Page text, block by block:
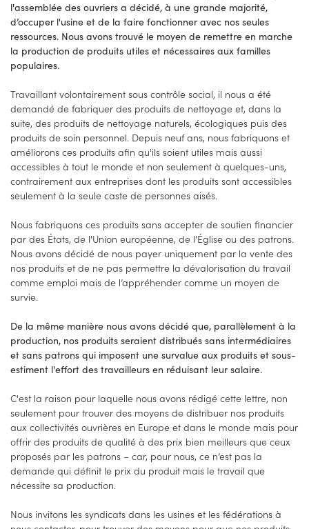
l'assemblée des ouvriers a décidé, à une grande majorité,
d’occuper l'usine et de la faire fonctionner avec nos seules
ressources. Nous avons trouvé le moyen de remettre en marche
la production de produits utiles et nécessaires aux familles
populaires.
Travaillant volontairement sous contrôle social, il nous a été
demandé de fabriquer des produits de nettoyage et, dans la
suite, des produits de nettoyage naturels, écologiques puis des
produits de soin personnel. Depuis neuf ans, nous fabriquons et
améliorons ces produits afin qu'ils soient utiles mais aussi
accessibles à tout le monde et non seulement à quelques-uns,
contrairement aux entreprises dont les produits sont accessibles
seulement à la seule caste de personnes aisés.
Nous fabriquons ces produits sans accepter de soutien financier
par des États, de l'Union européenne, de l'Église ou des patrons.
Nous avons décidé de nous payer uniquement par la vente des
nos produits et de ne pas permettre la dévalorisation du travail
comme emploi mais de l’appréhender comme un moyen de
survie.
De la même manière nous avons décidé que, parallèlement à la
production, nos produits seraient distribués sans intermédiaires
et sans patrons qui imposent une survalue aux produits et sous-
estiment l'effort des travailleurs en réduisant leur salaire.
C'est la raison pour laquelle nous avons rédigé cette lettre, non
seulement pour trouver des moyens de distribuer nos produits
aux collectivités ouvrières en Europe et dans le monde mais pour
offrir des produits de qualité à des prix bien meilleurs que ceux
proposés par les patrons – car, pour nous, ce n’est pas la
demande qui définit le prix du produit mais le travail que
nécessite sa production.
Nous invitons les syndicats dans les usines et les fédérations à